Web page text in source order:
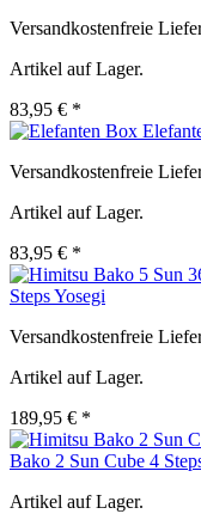
Versandkostenfreie
Artikel auf Lager.
83,95 € *
Versandkostenfreie
Artikel auf Lager.
83,95 € *
Steps Yosegi
Versandkostenfreie
Artikel auf Lager.
189,95 € *
Bako 2 Sun Cube 4
Artikel auf Lager.